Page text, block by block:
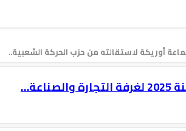
أوريكة لاستقالته من حزب الحركة الشعبية..